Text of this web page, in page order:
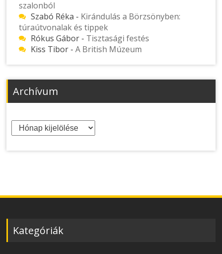
szalonból
Szabó Réka - Kirándulás a Börzsönyben:
túraútvonalak és tippek
Rókus Gábor - Tisztasági festés
Kiss Tibor -A British Múzeum
Archívum
Archívum
Kategóriák